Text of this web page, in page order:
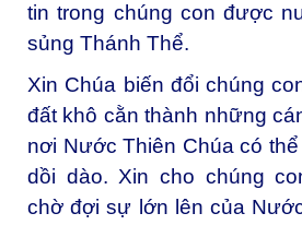
tin trong chúng con được
sủng Thánh Thể.
Xin Chúa biến đổi chúng
đất khô cằn thành những
nơi Nước Thiên Chúa có
dồi dào. Xin cho chúng
chờ đợi sự lớn lên của